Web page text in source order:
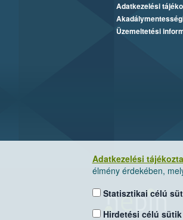
Adatkezelési
élmény érdekében,
Statisztikai célú
Hirdetési célú sütik
Adatkezelési
Üzemeltetési